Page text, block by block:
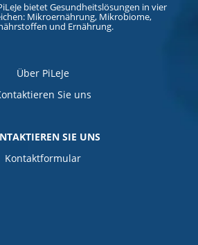
bietet Gesundheitslösungen in vier
Mikroernährung, Mikrobiome,
und Ernährung.
Über PiLeJe
Sie uns
SIE UNS
Kontaktformular